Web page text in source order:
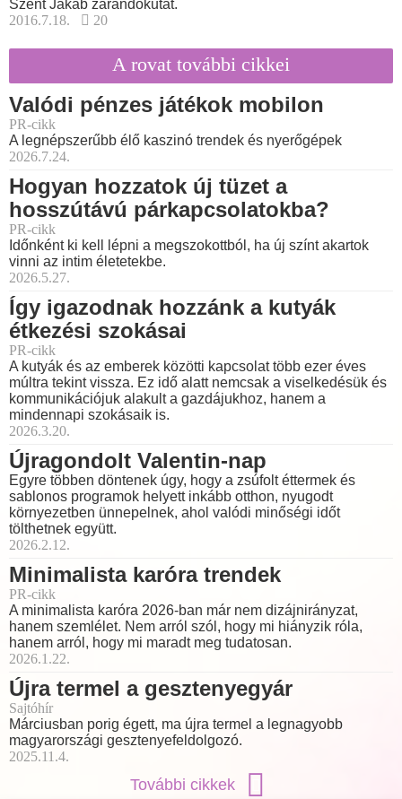
Szent Jakab zarándokutat.
2016.7.18.
20
A rovat további cikkei
Valódi pénzes játékok mobilon
PR-cikk
A legnépszerűbb élő kaszinó trendek és nyerőgépek
2026.7.24.
Hogyan hozzatok új tüzet a
hosszútávú párkapcsolatokba?
PR-cikk
Időnként ki kell lépni a megszokottból, ha új színt akartok
vinni az intim életetekbe.
2026.5.27.
Így igazodnak hozzánk a kutyák
étkezési szokásai
PR-cikk
A kutyák és az emberek közötti kapcsolat több ezer éves
múltra tekint vissza. Ez idő alatt nemcsak a viselkedésük és
kommunikációjuk alakult a gazdájukhoz, hanem a
mindennapi szokásaik is.
2026.3.20.
Újragondolt Valentin-nap
Egyre többen döntenek úgy, hogy a zsúfolt éttermek és
sablonos programok helyett inkább otthon, nyugodt
környezetben ünnepelnek, ahol valódi minőségi időt
tölthetnek együtt.
2026.2.12.
Minimalista karóra trendek
PR-cikk
A minimalista karóra 2026-ban már nem dizájnirányzat,
hanem szemlélet. Nem arról szól, hogy mi hiányzik róla,
hanem arról, hogy mi maradt meg tudatosan.
2026.1.22.
Újra termel a gesztenyegyár
Sajtóhír
Márciusban porig égett, ma újra termel a legnagyobb
magyarországi gesztenyefeldolgozó.
2025.11.4.
További cikkek